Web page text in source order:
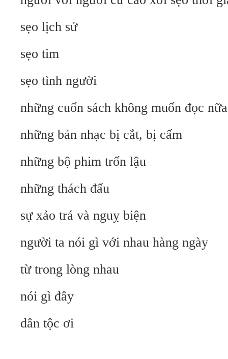
sẹo lịch sử
sẹo tim
sẹo tình người
những cuốn sách không muốn đọc nữa
những bản nhạc bị cắt, bị cấm
những bộ phim trốn lậu
những thách đấu
sự xảo trá và nguỵ biện
người ta nói gì với nhau hàng ngày
từ trong lòng nhau
nói gì đây
dân tộc ơi